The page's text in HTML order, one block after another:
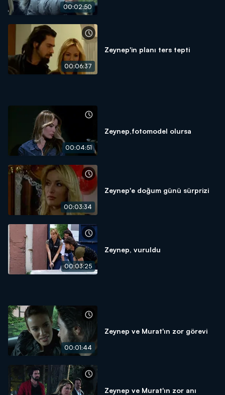
00:02:50
00:06:37
Zeynep'in planı ters tepti
00:04:51
Zeynep,fotomodel olursa
00:03:34
Zeynep'e doğum günü sürprizi
00:03:25
Zeynep, vuruldu
00:01:44
Zeynep ve Murat'ın zor görevi
Zeynep ve Murat'ın zor anı